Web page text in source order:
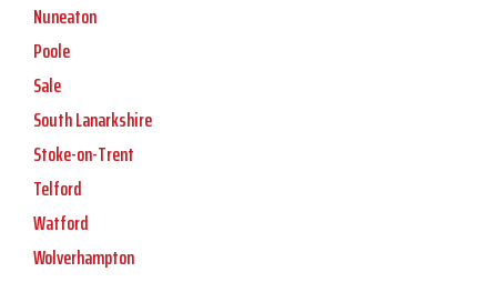
Nuneaton
Poole
Sale
South Lanarkshire
Stoke-on-Trent
Telford
Watford
Wolverhampton